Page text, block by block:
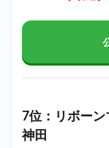
7位：リボーン
神田